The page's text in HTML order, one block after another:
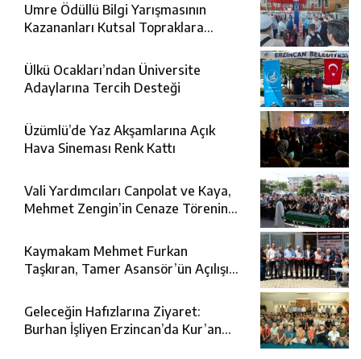
Umre Ödüllü Bilgi Yarışmasının
Kazananları Kutsal Topraklara
Ülkü Ocakları’ndan Üniversite
Adaylarına Tercih Desteği
Üzümlü’de Yaz Akşamlarına Açık
Hava Sineması Renk Kattı
Vali Yardımcıları Canpolat ve Kaya,
Mehmet Zengin’in Cenaze Törenine
Kaymakam Mehmet Furkan
Taşkıran, Tamer Asansör’ün Açılışına
Geleceğin Hafızlarına Ziyaret:
Burhan İşliyen Erzincan’da Kur’an